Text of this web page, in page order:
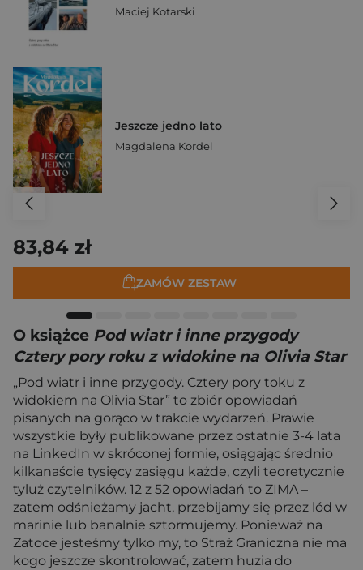
Maciej Kotarski
Jeszcze jedno lato
Magdalena Kordel
83,84 zł
ZAMÓW ZESTAW
O książce Pod wiatr i inne przygody
Cztery pory roku z widokine na Olivia Star
„Pod wiatr i inne przygody. Cztery pory toku z
widokiem na Olivia Star” to zbiór opowiadań
pisanych na gorąco w trakcie wydarzeń. Prawie
wszystkie były publikowane przez ostatnie 3-4 lata
na LinkedIn w skróconej formie, osiągając średnio
kilkanaście tysięcy zasięgu każde, czyli teoretycznie
tyluż czytelników. 12 z 52 opowiadań to ZIMA –
zatem odśnieżamy jacht, przebijamy się przez lód w
marinie lub banalnie sztormujemy. Ponieważ na
Zatoce jesteśmy tylko my, to Straż Graniczna nie ma
kogo jeszcze skontrolować, zatem huzia do